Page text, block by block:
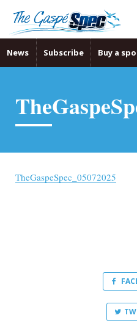
News Subscribe Buy a
TheGaspeSpec_05072025